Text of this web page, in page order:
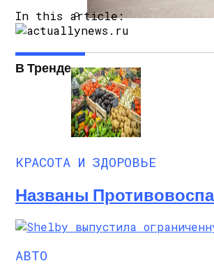
Названы
In this article:
В Тренде
КРАСОТА И ЗДОРОВЬЕ
Названы
АВТО